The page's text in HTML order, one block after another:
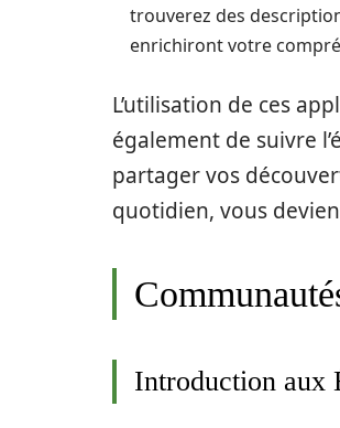
trouverez des
enrichiront votre
L’utilisation de ces
également de suivre
partager vos
quotidien, vous
Introduction aux